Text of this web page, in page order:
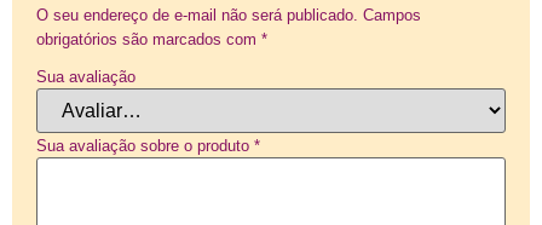
O seu endereço de e-mail não será publicado. Campos
obrigatórios são marcados com *
Sua avaliação
Sua avaliação sobre o produto *